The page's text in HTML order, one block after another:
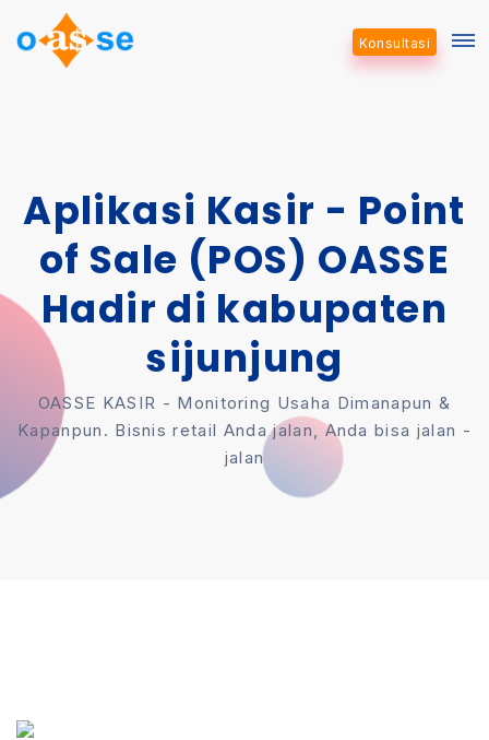
Konsultasi
Aplikasi Kasir - Point
of Sale (POS) OASSE
Hadir di kabupaten
sijunjung
OASSE KASIR - Monitoring Usaha Dimanapun &
Kapanpun. Bisnis retail Anda jalan, Anda bisa jalan -
jalan